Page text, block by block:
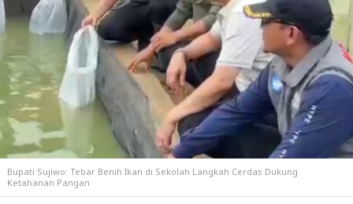
Bupati Sujiwo: Tebar Benih Ikan di Sekolah Langkah Cerdas Dukung
Ketahanan Pangan